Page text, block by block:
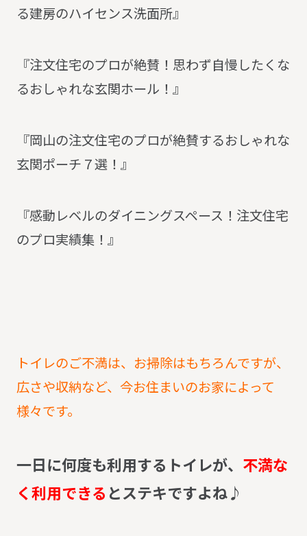
る建房のハイセンス洗面所』
『注文住宅のプロが絶賛！思わず自慢したくな
るおしゃれな玄関ホール！』
『岡山の注文住宅のプロが絶賛するおしゃれな
玄関ポーチ７選！』
『感動レベルのダイニングスペース！注文住宅
のプロ実績集！』
トイレのご不満は、お掃除はもちろんですが、
広さや収納など、今お住まいのお家によって
様々です。
一日に何度も利用するトイレが、 不満な
く利用できる とステキですよね♪